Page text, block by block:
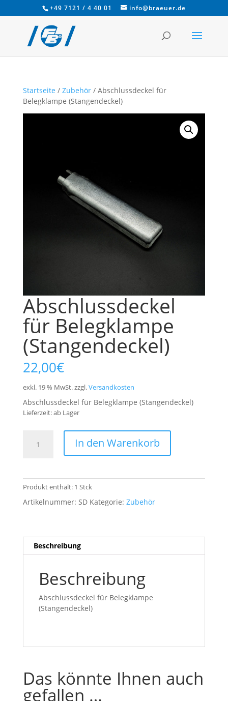
+49 7121 / 4 40 01 info@braeuer.de
Startseite / Zubehör/ Abschlussdeckel für
Belegklampe (Stangendeckel)
Abschlussdeckel
für Belegklampe
(Stangendeckel)
22,00€
exkl. 19 % MwSt.zzgl.Versandkosten
Abschlussdeckel für Belegklampe (Stangendeckel)
Lieferzeit:ab Lager
Belegklampe
Menge
In den Warenkorb
Produkt enthält: 1 Stck
Artikelnummer: SD Kategorie: Zubehör
Beschreibung
Beschreibung
Abschlussdeckel für Belegklampe
(Stangendeckel)
Das könnte Ihnen auch
gefallen …